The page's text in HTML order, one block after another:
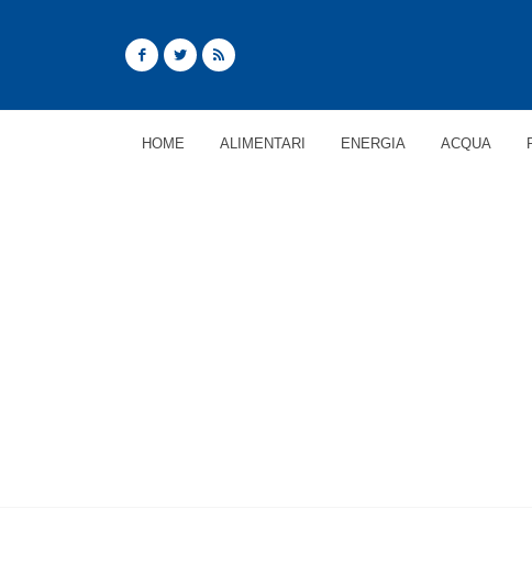
HOME ALIMENTARI ENERGIA ACQUA